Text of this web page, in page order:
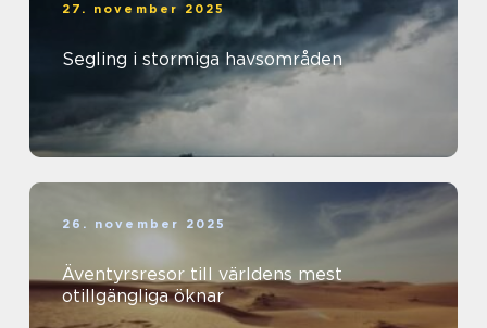
27. november 2025
Segling i stormiga havsområden
26. november 2025
Äventyrsresor till världens mest
otillgängliga öknar